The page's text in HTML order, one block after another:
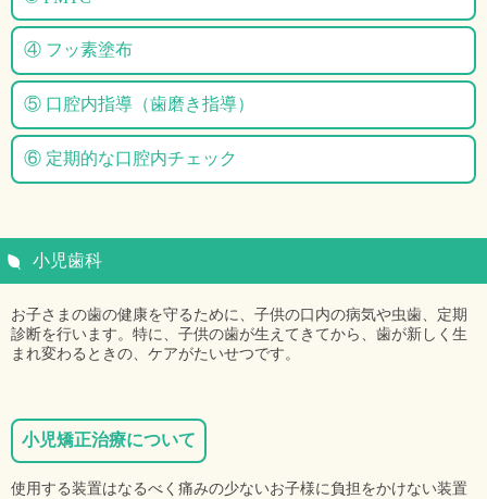
④ フッ素塗布
⑤ 口腔内指導（歯磨き指導）
⑥ 定期的な口腔内チェック
小児歯科
お子さまの歯の健康を守るために、子供の口内の病気や虫歯、定期
診断を行います。特に、子供の歯が生えてきてから、歯が新しく生
まれ変わるときの、ケアがたいせつです。
小児矯正治療について
使用する装置はなるべく痛みの少ないお子様に負担をかけない装置